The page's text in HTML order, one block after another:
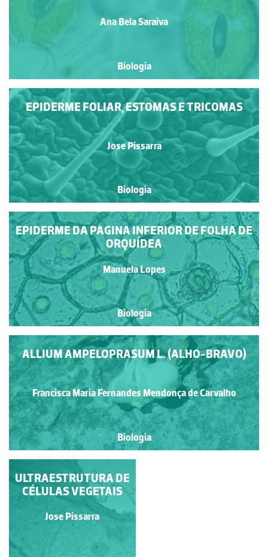
Ana Bela Saraiva
Biologia
EPIDERME FOLIAR, ESTOMAS E TRICOMAS
Jose Pissarra
Biologia
EPIDERME DA PAGINA INFERIOR DE FOLHA DE
ORQUÍDEA
Manuela Lopes
Biologia
ALLIUM AMPELOPRASUM L. (ALHO-BRAVO)
Francisca Maria Fernandes Mendonça de Carvalho
Biologia
CÉLULAS VEGETAIS
VISTAS AO
MICROSCÓPIO
ELECTRÓNICO
Jose Pissarra
ULTRAESTRUTURA DE
CÉLULAS VEGETAIS
Jose Pissarra